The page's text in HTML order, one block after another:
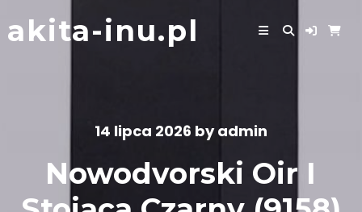
to
content
akita-inu.pl
14 lipca 2026 byadmin
Nowodvorski Oir I